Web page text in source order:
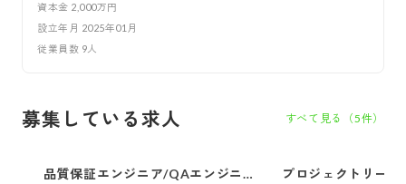
資本金 2,000万円
設立年月 2025年01月
従業員数 9人
募集している求人 すべて見る（5件）
品質保証エンジニア/QAエンジニ
プロジェクトリー